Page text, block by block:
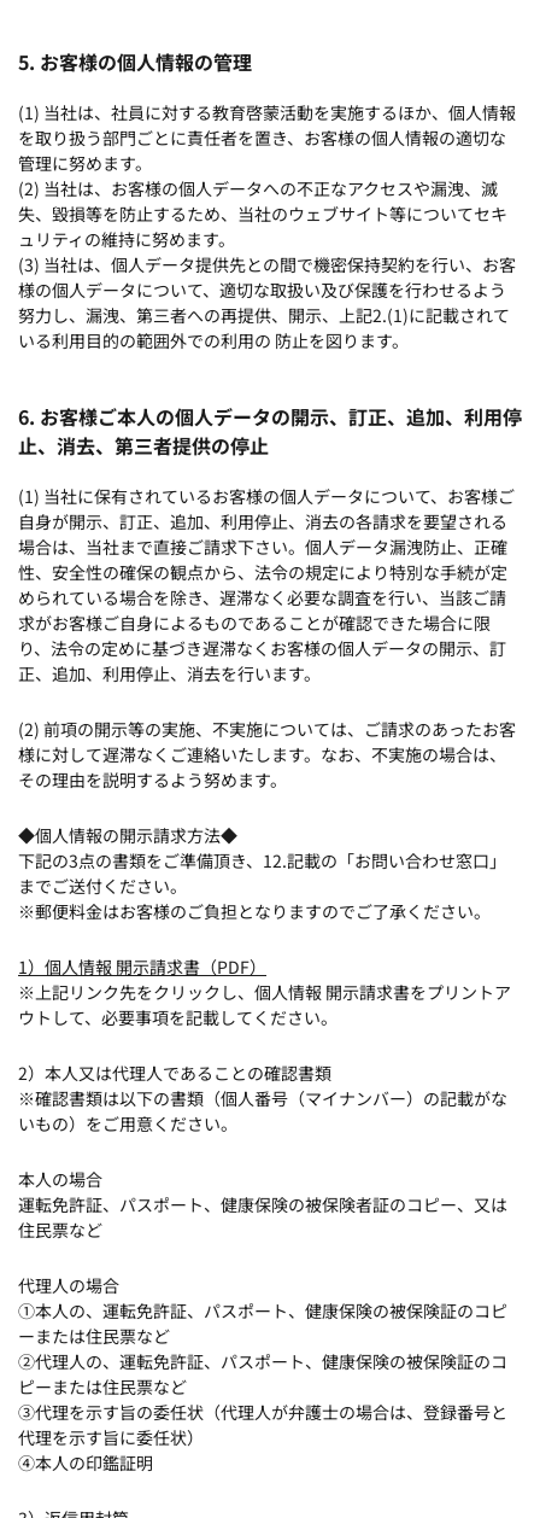
5. お客様の個人情報の管理
(1) 当社は、社員に対する教育啓蒙活動を実施するほか、個人情報
を取り扱う部門ごとに責任者を置き、お客様の個人情報の適切な
管理に努めます。
(2) 当社は、お客様の個人データへの不正なアクセスや漏洩、滅
失、毀損等を防止するため、当社のウェブサイト等についてセキ
ュリティの維持に努めます。
(3) 当社は、個人データ提供先との間で機密保持契約を行い、お客
様の個人データについて、適切な取扱い及び保護を行わせるよう
努力し、漏洩、第三者への再提供、開示、上記2.(1)に記載されて
いる利用目的の範囲外での利用の 防止を図ります。
6. お客様ご本人の個人データの開示、訂正、追加、利用停
止、消去、第三者提供の停止
(1) 当社に保有されているお客様の個人データについて、お客様ご
自身が開示、訂正、追加、利用停止、消去の各請求を要望される
場合は、当社まで直接ご請求下さい。個人データ漏洩防止、正確
性、安全性の確保の観点から、法令の規定により特別な手続が定
められている場合を除き、遅滞なく必要な調査を行い、当該ご請
求がお客様ご自身によるものであることが確認できた場合に限
り、法令の定めに基づき遅滞なくお客様の個人データの開示、訂
正、追加、利用停止、消去を行います。
(2) 前項の開示等の実施、不実施については、ご請求のあったお客
様に対して遅滞なくご連絡いたします。なお、不実施の場合は、
その理由を説明するよう努めます。
◆個人情報の開示請求方法◆
下記の3点の書類をご準備頂き、12.記載の「お問い合わせ窓口」
までご送付ください。
※郵便料金はお客様のご負担となりますのでご了承ください。
1）個人情報 開示請求書（PDF）
※上記リンク先をクリックし、個人情報 開示請求書をプリントア
ウトして、必要事項を記載してください。
2）本人又は代理人であることの確認書類
※確認書類は以下の書類（個人番号（マイナンバー）の記載がな
いもの）をご用意ください。
本人の場合
運転免許証、パスポート、健康保険の被保険者証のコピー、又は
住民票など
代理人の場合
①本人の、運転免許証、パスポート、健康保険の被保険証のコピ
ーまたは住民票など
②代理人の、運転免許証、パスポート、健康保険の被保険証のコ
ピーまたは住民票など
③代理を示す旨の委任状（代理人が弁護士の場合は、登録番号と
代理を示す旨に委任状）
④本人の印鑑証明